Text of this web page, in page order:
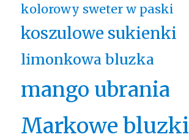
kolorowy sweter w paski
koszulowe sukienki
limonkowa bluzka
mango ubrania
Markowe bluzki